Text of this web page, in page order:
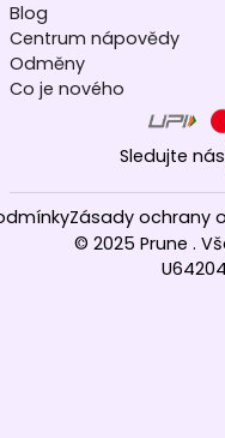
Blog
Centrum nápovědy
Odměny
Co je nového
Sledujte nás
© 2025 Prune .
Zásady ochrany